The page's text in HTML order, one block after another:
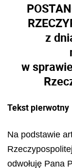
z
w
Tekst pierwotny
Na podstawie
odwołuję Pana